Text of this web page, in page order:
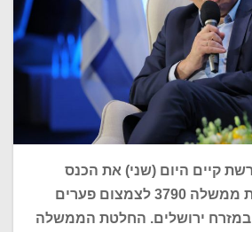
קיים היום (שני) את הכנס
השנתי לציון החלטת ממשלה 3790 לצמצום פערים
במזרח ירושלים. החלטת הממשלה